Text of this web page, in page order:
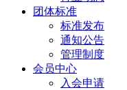
团体标准
标准发布
通知公告
管理制度
会员中心
入会申请